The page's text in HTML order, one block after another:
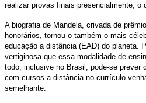
realizar provas finais presencialmente, o
A biografia de Mandela, crivada de
honorários, tornou-o também o mais
educação a distância (EAD) do planeta.
vertiginosa que essa modalidade de
todo, inclusive no Brasil, pode-se prever
com cursos a distância no currículo
semelhante.